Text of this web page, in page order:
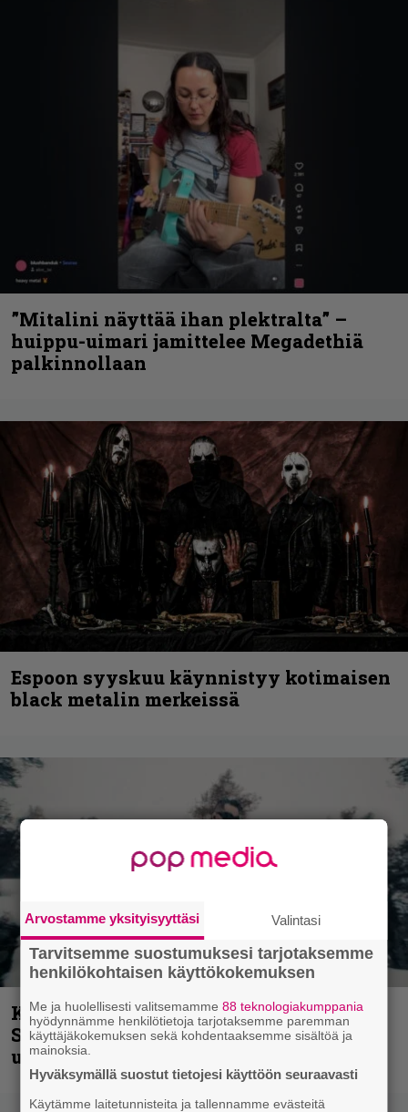
”Mitalini näyttää ihan plektralta” –
huippu-uimari jamittelee Megadethiä
palkinnollaan
Espoon syyskuu käynnistyy kotimaisen
black metalin merkeissä
Kunnianosoitus hyiselle Pohjolalle –
Shining hyppäsi keskelle kinoksia
uudella videollaan
Arvostamme yksityisyyttäsi Valintasi
Tarvitsemme suostumuksesi tarjotaksemme
henkilökohtaisen käyttökokemuksen
Me ja huolellisesti valitsemamme88 teknologiakumppania
hyödynnämme henkilötietoja tarjotaksemme paremman
käyttäjäkokemuksen sekä kohdentaaksemme sisältöä ja
mainoksia.
Hyväksymällä suostut tietojesi käyttöön seuraavasti
Käytämme laitetunnisteita ja tallennamme evästeitä